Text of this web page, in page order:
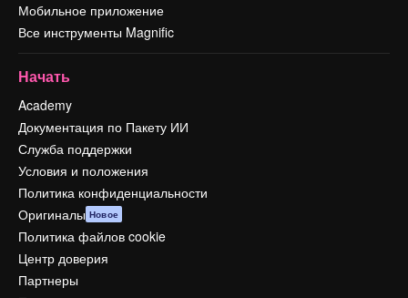
Мобильное приложение
Все инструменты Magnific
Начать
Academy
Документация по Пакету ИИ
Служба поддержки
Условия и положения
Политика конфиденциальности
Оригиналы Новое
Политика файлов cookie
Центр доверия
Партнеры